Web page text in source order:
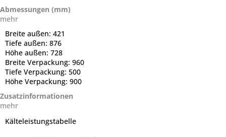
Abmessungen (mm)
mehr
Breite außen: 421
Tiefe außen: 876
Höhe außen: 728
Breite Verpackung: 960
Tiefe Verpackung: 500
Höhe Verpackung: 900
Zusatzinformationen
mehr
Kälteleistungstabelle